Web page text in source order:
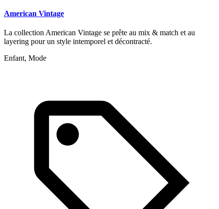
American Vintage
La collection American Vintage se prête au mix & match et au
layering pour un style intemporel et décontracté.
Enfant, Mode